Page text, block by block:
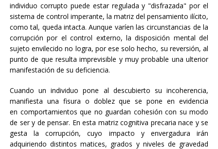
individuo corrupto puede estar regulada y "disfrazada" por el
sistema de control imperante, la matriz del pensamiento ilícito,
como tal, queda intacta. Aunque varíen las circunstancias de la
corrupción por el control externo, la disposición mental del
sujeto envilecido no logra, por ese solo hecho, su reversión, al
punto de que resulta imprevisible y muy probable una ulterior
manifestación de su deficiencia.
Cuando un individuo pone al descubierto su incoherencia,
manifiesta una fisura o doblez que se pone en evidencia
en comportamientos que no guardan cohesión con su modo
de ser y de pensar. En esta matriz cognitiva precaria nace y se
gesta la corrupción, cuyo impacto y envergadura irán
adquiriendo distintos matices, grados y niveles de gravedad